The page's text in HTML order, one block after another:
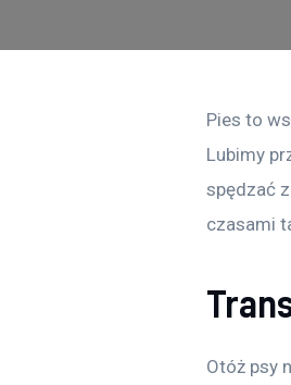
Pies to
Lubimy
spędzać
czasami
Otóż psy